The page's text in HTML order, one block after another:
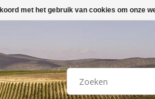
met het gebruik van cookies om onze